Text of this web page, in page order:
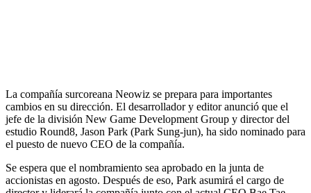
La compañía surcoreana Neowiz se prepara para importantes
cambios en su dirección. El desarrollador y editor anunció que el
jefe de la división New Game Development Group y director del
estudio Round8, Jason Park (Park Sung-jun), ha sido nominado para
el puesto de nuevo CEO de la compañía.
Se espera que el nombramiento sea aprobado en la junta de
accionistas en agosto. Después de eso, Park asumirá el cargo de